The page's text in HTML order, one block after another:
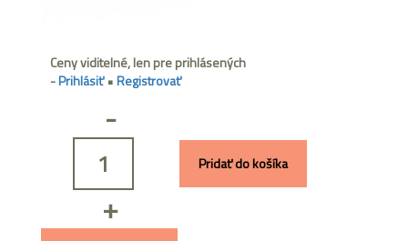
Ceny viditelné, len pre prihlásených
-Prihlásiť•Registrovať
-
+
Pridať do košíka